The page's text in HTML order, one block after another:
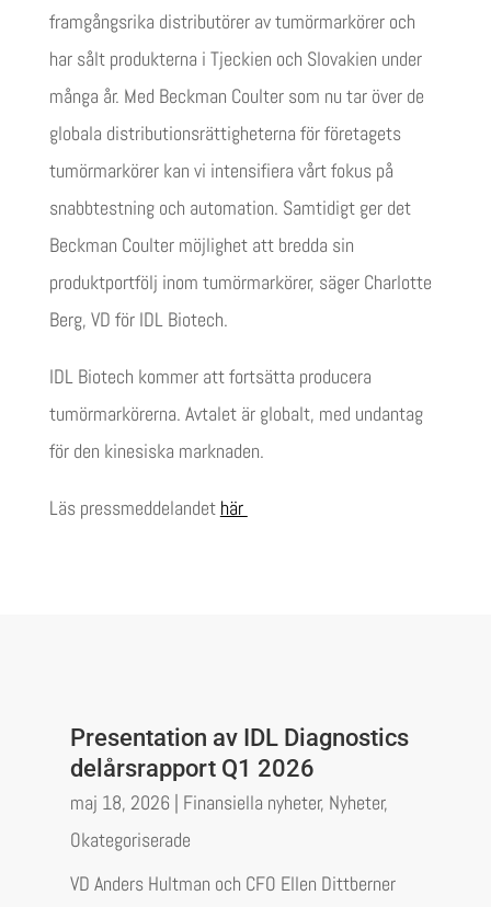
framgångsrika distributörer av tumörmarkörer och
har sålt produkterna i Tjeckien och Slovakien under
många år. Med Beckman Coulter som nu tar över de
globala distributionsrättigheterna för företagets
tumörmarkörer kan vi intensifiera vårt fokus på
snabbtestning och automation. Samtidigt ger det
Beckman Coulter möjlighet att bredda sin
produktportfölj inom tumörmarkörer, säger Charlotte
Berg, VD för IDL Biotech.
IDL Biotech kommer att fortsätta producera
tumörmarkörerna. Avtalet är globalt, med undantag
för den kinesiska marknaden.
Läs pressmeddelandet här
Presentation av IDL Diagnostics
delårsrapport Q1 2026
maj 18, 2026| Finansiella nyheter, Nyheter,
Okategoriserade
VD Anders Hultman och CFO Ellen Dittberner